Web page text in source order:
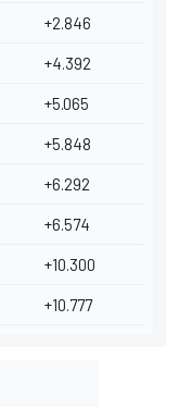
+2.846
+4.392
+5.065
+5.848
+6.292
+6.574
+10.300
+10.777